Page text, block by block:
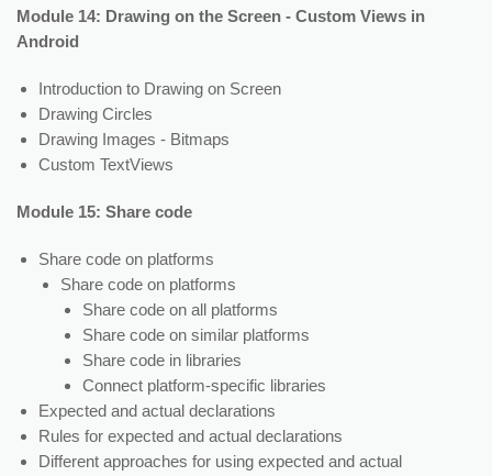
Module 14: Drawing on the Screen - Custom Views in
Android
Introduction to Drawing on Screen
Drawing Circles
Drawing Images - Bitmaps
Custom TextViews
Module 15: Share code
Share code on platforms
Share code on platforms
Share code on all platforms
Share code on similar platforms
Share code in libraries
Connect platform-specific libraries
Expected and actual declarations
Rules for expected and actual declarations
Different approaches for using expected and actual